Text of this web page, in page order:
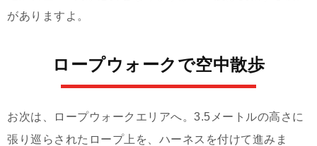
がありますよ。
ロープウォークで空中散歩
お次は、ロープウォークエリアへ。3.5メートルの高さに
張り巡らされたロープ上を、ハーネスを付けて進みま